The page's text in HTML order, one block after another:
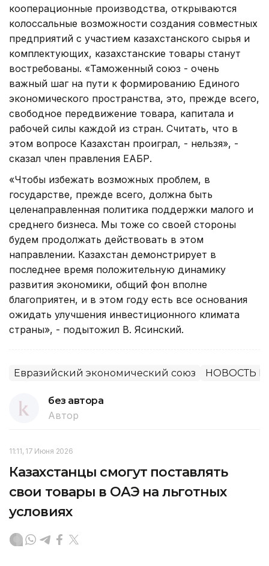
кооперационные производства, открываются
колоссальные возможности создания совместных
предприятий с участием казахстанского сырья и
комплектующих, казахстанские товары станут
востребованы. «Таможенный союз - очень
важный шаг на пути к формированию Единого
экономического пространства, это, прежде всего,
свободное передвижение товара, капитала и
рабочей силы каждой из стран. Считать, что в
этом вопросе Казахстан проиграл, - нельзя», -
сказал член правления ЕАБР.
«Чтобы избежать возможных проблем, в
государстве, прежде всего, должна быть
целенаправленная политика поддержки малого и
среднего бизнеса. Мы тоже со своей стороны
будем продолжать действовать в этом
направлении. Казахстан демонстрирует в
последнее время положительную динамику
развития экономики, общий фон вполне
благоприятен, и в этом году есть все основания
ожидать улучшения инвестиционного климата
страны», - подытожил В. Ясинский.
Евразийский экономический союз НОВОСТЬ
без автора
Автор
11:11, 17 Июня 2026
Казахстанцы смогут поставлять
свои товары в ОАЭ на льготных
условиях